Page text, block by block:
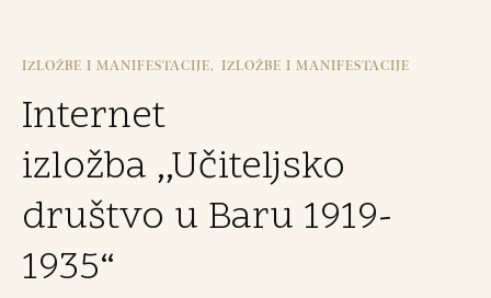
IZLOŽBE I MANIFESTACIJE IZLOŽBE I MANIFESTACIJE
Internet
izložba ,,Učiteljsko
društvo u Baru 1919-
1935“